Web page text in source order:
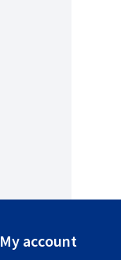
My account